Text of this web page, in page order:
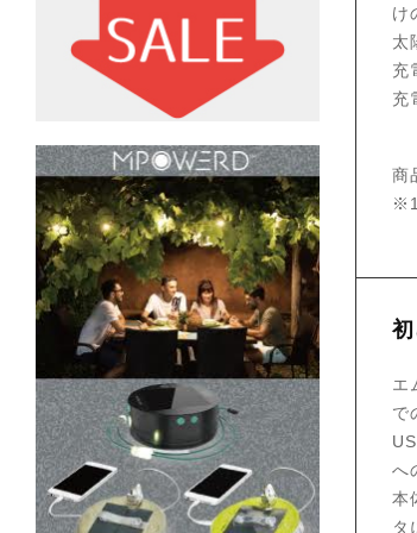
け
太
充
充
商
エ
で
へ
本
タ